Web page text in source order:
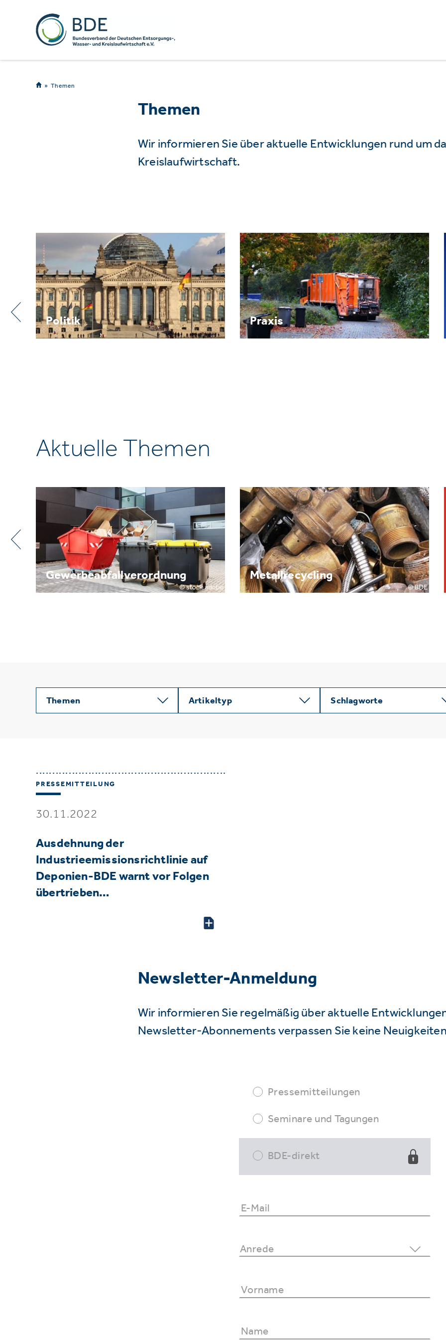
Themen
Themen
Wir informieren Sie über aktuelle Entwicklungen rund um
Kreislaufwirtschaft.
Praxis Recht
Aktuelle Themen
Metallrecycling Brennpunkt: Batterie
Themen Artikeltyp Schlagworte
PRESSEMITTEILUNG
30.11.2022
Ausdehnung der
Industrieemissionsrichtlinie auf
Deponien-BDE warnt vor Folgen
übertrieben…
Newsletter-Anmeldung
Wir informieren Sie regelmäßig über aktuelle
Newsletter-Abonnements verpassen Sie keine
Pressemitteilungen
Seminare und Tagungen
BDE-direkt